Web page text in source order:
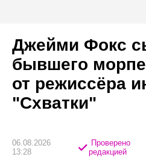
Джейми Фокс
бывшего
от режиссёра
"Схватки"
06.08.2026
13:28
Проверено
редакцией